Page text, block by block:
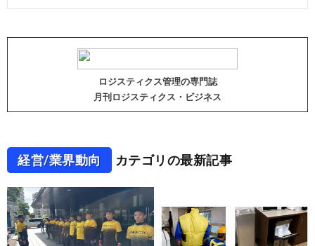
ロジスティクス管理の専門誌
月刊ロジスティクス・ビジネス
経営/業界動向 カテゴリの最新記事